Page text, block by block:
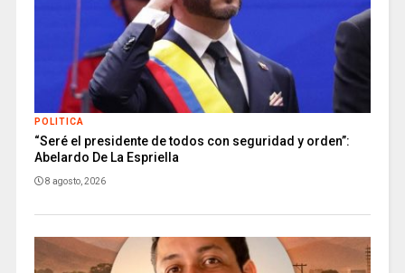
POLITICA
“Seré el presidente de todos con seguridad y orden”:
Abelardo De La Espriella
8 agosto, 2026